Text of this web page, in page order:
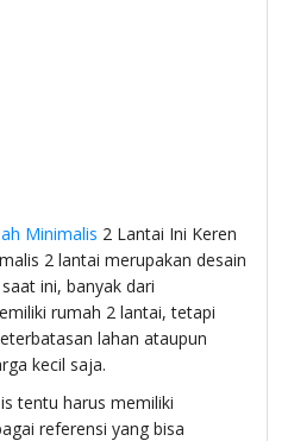
Minimalis 2 Lantai Ini Keren
2 lantai merupakan desain
ini, banyak dari
rumah 2 lantai, tetapi
lahan ataupun
kecil saja.
tentu harus memiliki
referensi yang bisa